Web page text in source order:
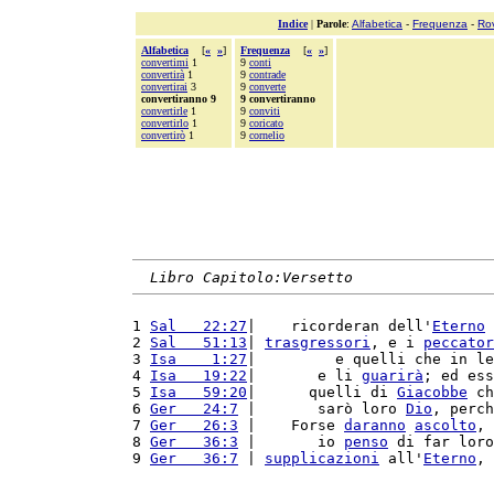
Indice| Parole: Alfabetica - Frequenza -
Alfabetica [« »]
convertimi 1
convertirà 1
convertirai 3
convertiranno 9
convertirle 1
convertirlo 1
convertirò 1
Frequenza [« »]
9 conti
9 contrade
9 converte
9 convertiranno
9 conviti
9 coricato
9 cornelio
Libro Capitolo:Versetto
1 Sal   22:27 |    ricorderan dell' Eterno
2 Sal   51:13 trasgressori , e i
3 Isa    1:27 |         e quelli che in
4 Isa   19:22 |       e li guarirà ; ed
5 Isa   59:20 |      quelli di Giacobbe
6 Ger   24:7 |       sarò loro Dio ,
7 Ger   26:3 |    Forse daranno ascolto ,
8 Ger   36:3 |       io penso di far
9 Ger   36:7 supplicazioni all' Eterno ,